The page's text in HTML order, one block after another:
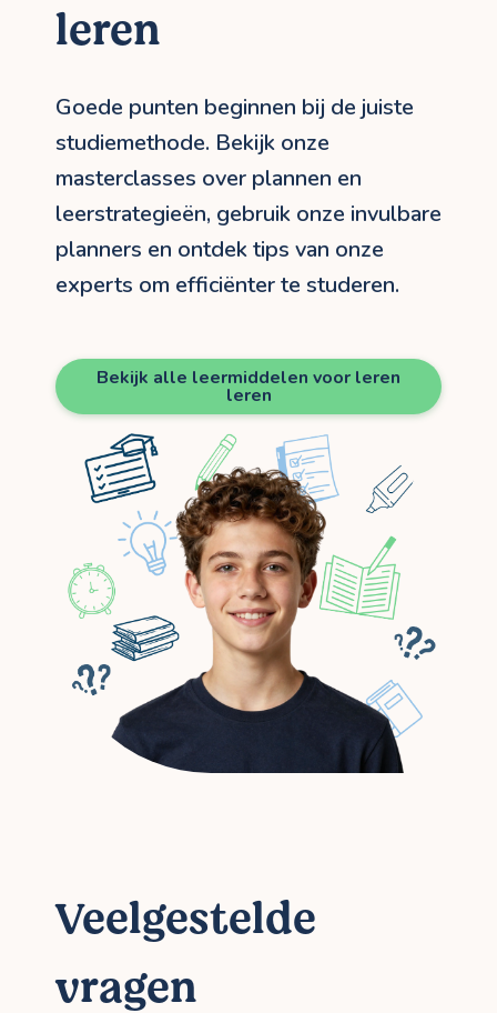
leren
Goede punten beginnen bij de juiste
studiemethode. Bekijk onze
masterclasses over plannen en
leerstrategieën, gebruik onze invulbare
planners en ontdek tips van onze
experts om efficiënter te studeren.
Bekijk alle leermiddelen voor leren
leren
Veelgestelde
vragen